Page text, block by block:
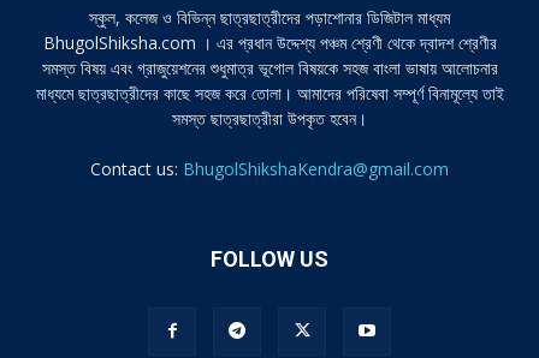
স্কুল, কলেজ ও বিভিন্ন ছাত্রছাত্রীদের পড়াশোনার ডিজিটাল মাধ্যম
BhugolShiksha.com । এর প্রধান উদ্দেশ্য পঞ্চম শ্রেণী থেকে দ্বাদশ শ্রেণীর
সমস্ত বিষয় এবং গ্রাজুয়েশনের শুধুমাত্র ভূগোল বিষয়কে সহজ বাংলা ভাষায় আলোচনার
মাধ্যমে ছাত্রছাত্রীদের কাছে সহজ করে তোলা। আমাদের পরিষেবা সম্পূর্ণ বিনামূল্যে তাই
সমস্ত ছাত্রছাত্রীরা উপকৃত হবেন।
Contact us: BhugolShikshaKendra@gmail.com
FOLLOW US